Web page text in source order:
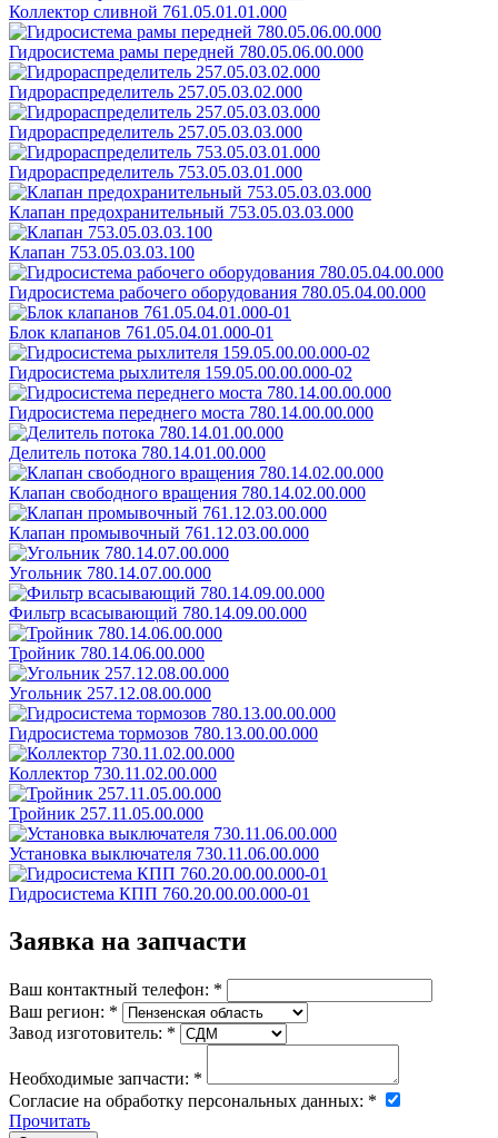
Коллектор сливной 761.05.01.01.000
Гидросистема рамы передней 780.05.06.00.000
Гидрораспределитель 257.05.03.02.000
Гидрораспределитель 257.05.03.03.000
Гидрораспределитель 753.05.03.01.000
Клапан предохранительный 753.05.03.03.000
Клапан 753.05.03.03.100
Гидросистема рабочего оборудования 780.05.04.00.000
Блок клапанов 761.05.04.01.000-01
Гидросистема рыхлителя 159.05.00.00.000-02
Гидросистема переднего моста 780.14.00.00.000
Делитель потока 780.14.01.00.000
Клапан свободного вращения 780.14.02.00.000
Клапан промывочный 761.12.03.00.000
Угольник 780.14.07.00.000
Фильтр всасывающий 780.14.09.00.000
Тройник 780.14.06.00.000
Угольник 257.12.08.00.000
Гидросистема тормозов 780.13.00.00.000
Коллектор 730.11.02.00.000
Тройник 257.11.05.00.000
Установка выключателя 730.11.06.00.000
Гидросистема КПП 760.20.00.00.000-01
Заявка на запчасти
Ваш контактный телефон: *
Ваш регион: *
Завод изготовитель: *
Необходимые запчасти: *
Согласие на обработку персональных данных: *
Прочитать